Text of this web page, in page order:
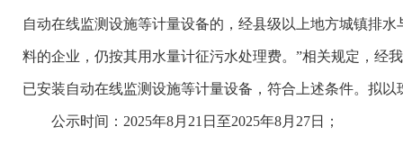
自动在线监测设施等计量设备的，经县级以上地方城镇排
料的企业，仍按其用水量计征污水处理费。”相关规定，经
已安装自动在线监测设施等计量设备，符合上述条件。拟
公示时间：2025年8月21日至2025年8月27日；